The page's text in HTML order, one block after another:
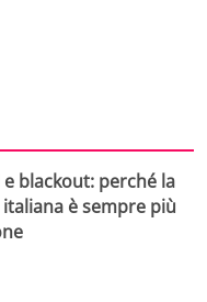
blackout: perché la
è sempre più